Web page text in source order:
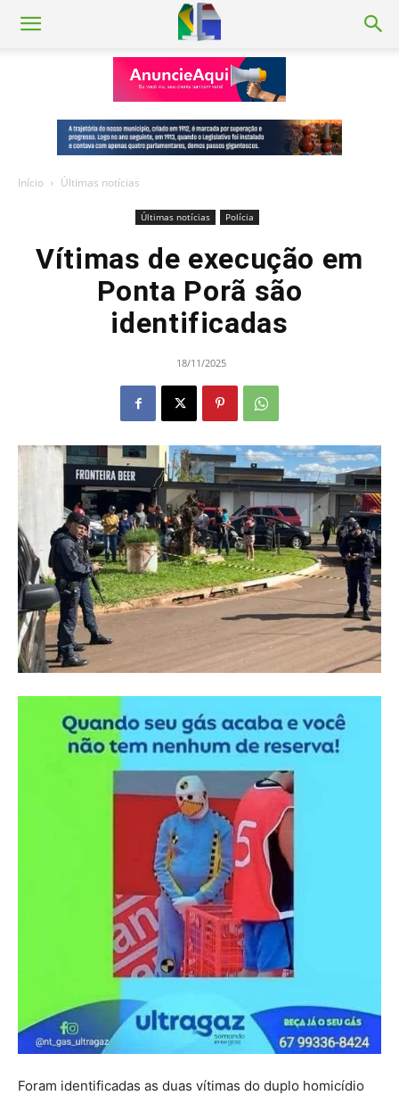
Início Últimas notícias
Últimas notícias Polícia
Vítimas de execução em
Ponta Porã são
identificadas
18/11/2025
Foram identificadas as duas vítimas do duplo homicídio